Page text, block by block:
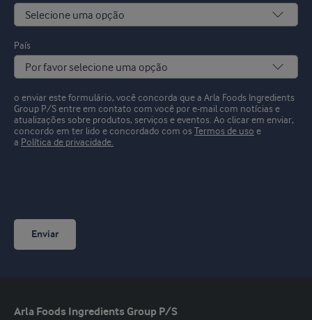
País
o enviar este formulário, você concorda que a Arla Foods Ingredients
Group P/S entre em contato com você por e-mail com notícias e
atualizações sobre produtos, serviços e eventos. Ao clicar em enviar,
concordo em ter lido e concordado com os
Termos de uso e
a Política de privacidade.
Enviar
Arla Foods Ingredients Group P/S